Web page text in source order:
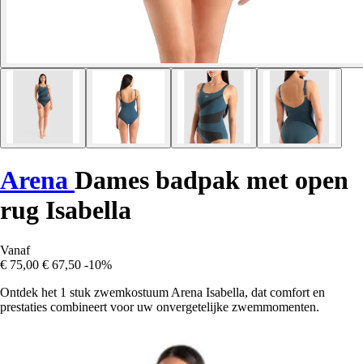
Arena Dames badpak met open
rug Isabella
Vanaf
€ 75,00 € 67,50 -10%
Ontdek het 1 stuk zwemkostuum Arena Isabella, dat comfort en
prestaties combineert voor uw onvergetelijke zwemmomenten.